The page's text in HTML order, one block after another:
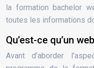
la formation bachelor
toutes les informations
Qu’est-ce qu’un
Avant d’aborder